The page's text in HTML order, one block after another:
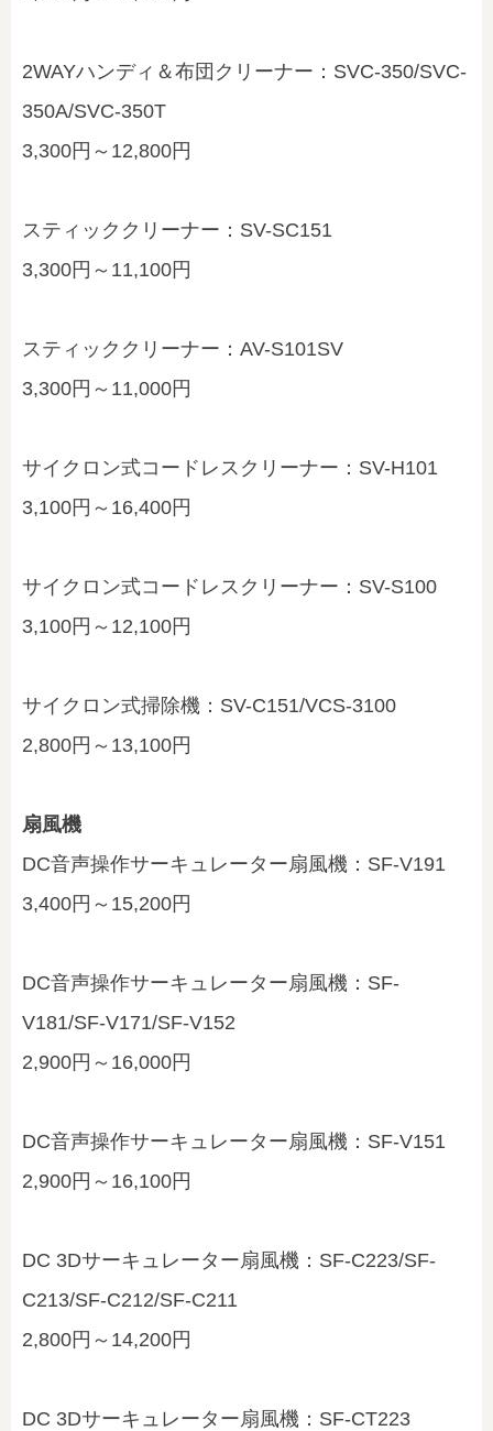
2WAYハンディ＆布団クリーナー：SVC-350/SVC-
350A/SVC-350T
3,300円～12,800円
スティッククリーナー：SV-SC151
3,300円～11,100円
スティッククリーナー：AV-S101SV
3,300円～11,000円
サイクロン式コードレスクリーナー：SV-H101
3,100円～16,400円
サイクロン式コードレスクリーナー：SV-S100
3,100円～12,100円
サイクロン式掃除機：SV-C151/VCS-3100
2,800円～13,100円
扇風機
DC音声操作サーキュレーター扇風機：SF-V191
3,400円～15,200円
DC音声操作サーキュレーター扇風機：SF-
V181/SF-V171/SF-V152
2,900円～16,000円
DC音声操作サーキュレーター扇風機：SF-V151
2,900円～16,100円
DC 3Dサーキュレーター扇風機：SF-C223/SF-
C213/SF-C212/SF-C211
2,800円～14,200円
DC 3Dサーキュレーター扇風機：SF-CT223